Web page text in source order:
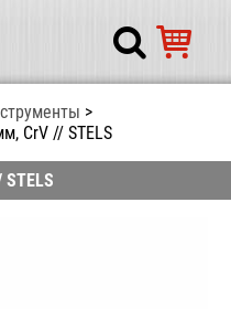
CrV // STELS